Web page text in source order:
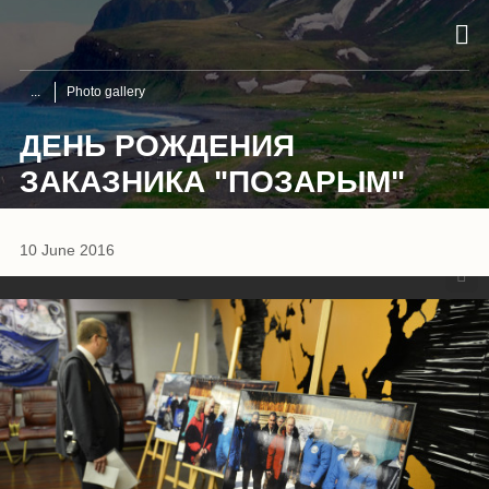
Photo gallery
ДЕНЬ РОЖДЕНИЯ
ЗАКАЗНИКА "ПОЗАРЫМ"
10 June 2016